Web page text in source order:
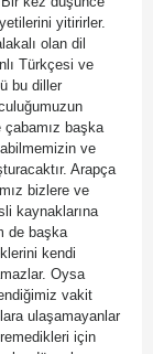
yitirirler.
olan dil
Türkçesi ve
bu diller
çabamız başka
ve
Arapça
bizlere ve
kaynaklarına
de başka
kendi
Oysa
vakit
ulaşamayanlar
için